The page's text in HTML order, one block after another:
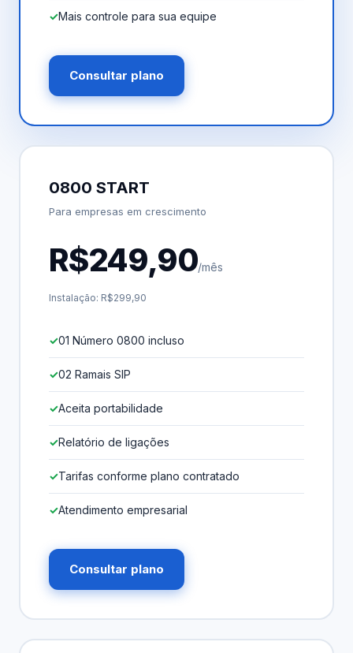
Mais controle para sua equipe
Consultar plano
0800 START
Para empresas em crescimento
R$249,90/mês
Instalação: R$299,90
01 Número 0800 incluso
02 Ramais SIP
Aceita portabilidade
Relatório de ligações
Tarifas conforme plano contratado
Atendimento empresarial
Consultar plano